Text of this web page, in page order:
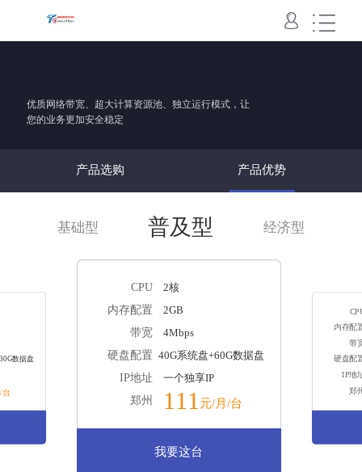
域名
国内主机
香港主机
美国主机
云虚拟主机
云空间
快云VPS
云服务器
云数据库
对象存储
SSL
优质网络带宽、超大计算资源池、独立运行模式，让
您的业务更加安全稳定
产品选购 产品优势
基础型 普及型 经济型
数据盘
台
CPU
2核
内存配置
2GB
带宽
4Mbps
硬盘配置 40G系统盘+60G数据盘
IP地址
一个独享IP
郑州
111 元/月/台
我要这台
内存配
带
硬盘配
IP地
郑